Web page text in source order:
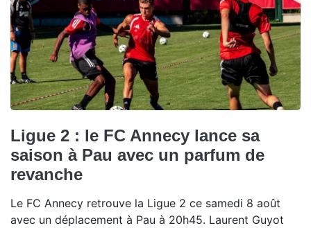
Ligue 2 : le FC Annecy lance sa
saison à Pau avec un parfum de
revanche
Le FC Annecy retrouve la Ligue 2 ce samedi 8 août
avec un déplacement à Pau à 20h45. Laurent Guyot